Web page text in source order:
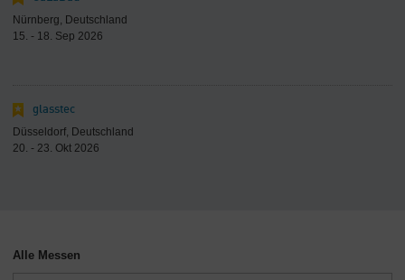
Übersicht
Nürnberg, Deutschland
15. - 18. Sep 2026
glasstec
Düsseldorf, Deutschland
20. - 23. Okt 2026
Alle Messen